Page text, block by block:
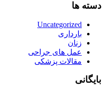
دسته ها
Uncategorized
بارداری
زنان
عمل های جراحی
مقالات پزشکی
بایگانی